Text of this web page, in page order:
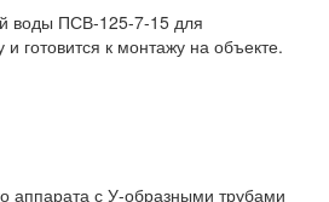
воды ПСВ-125-7-15 для
готовится к монтажу на объекте.
аппарата с У-образными трубами